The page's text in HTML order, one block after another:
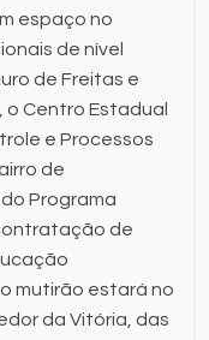
espaço no
de nível
de Freitas e
o Centro Estadual
e Processos
de
Programa
de
mutirão estará no
da Vitória, das